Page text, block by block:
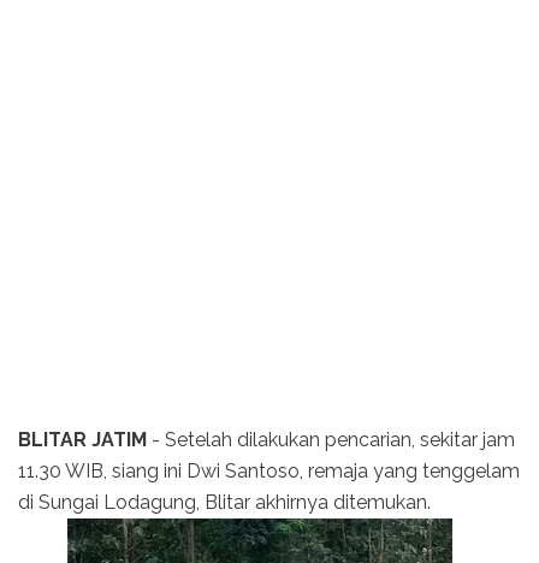
BLITAR JATIM - Setelah dilakukan pencarian, sekitar jam
11.30 WIB, siang ini Dwi Santoso, remaja yang tenggelam
di Sungai Lodagung, Blitar akhirnya ditemukan.